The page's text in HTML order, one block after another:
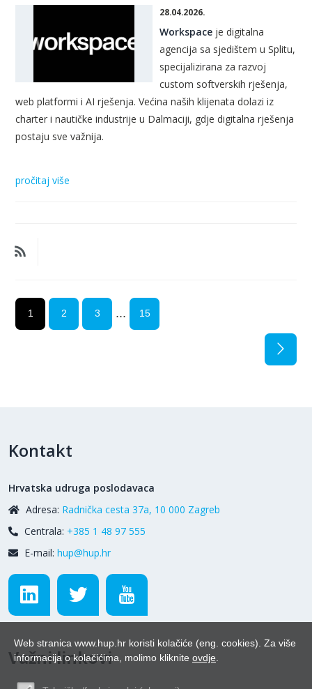
28.04.2026.
Workspace je digitalna
agencija sa sjedištem u Splitu,
specijalizirana za razvoj
custom softverskih rješenja,
web platformi i AI rješenja. Većina naših klijenata dolazi iz
charter i nautičke industrije u Dalmaciji, gdje digitalna rješenja
postaju sve važnija.
pročitaj više
1 2 3 ... 15
Kontakt
Hrvatska udruga poslodavaca
Adresa: Radnička cesta 37a, 10 000 Zagreb
Centrala: +385 1 48 97 555
E-mail: hup@hup.hr
Važni linkovi
Web stranica www.hup.hr koristi kolačiće (eng. cookies). Za više
informacija o kolačićima, molimo kliknite ovdje